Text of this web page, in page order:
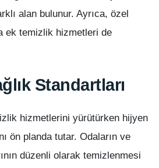
alan bulunur. Ayrıca, özel
ek temizlik hizmetleri de
Standartları
hizmetlerini yürütürken hijyen
ön planda tutar. Odaların ve
düzenli olarak temizlenmesi